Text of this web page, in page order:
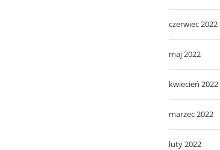
czerwiec 2022
maj 2022
kwiecień 2022
marzec 2022
luty 2022